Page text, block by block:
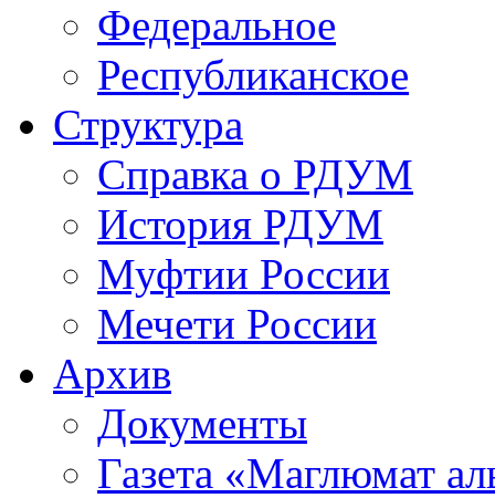
Федеральное
Республиканское
Структура
Справка о РДУМ
История РДУМ
Муфтии России
Мечети России
Архив
Документы
Газета «Маглюмат